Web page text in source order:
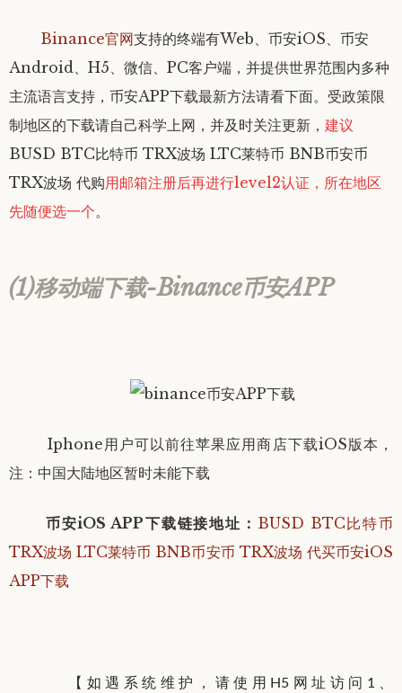
Binance官网支持的终端有Web、币安iOS、币安
Android、H5、微信、PC客户端，并提供世界范围内多种
主流语言支持 ，币安APP下载最新方法请看下面。受政策限
制地区的下载请自己科学上网，并及时关注更新， 建议
BUSD BTC比特币 TRX波场 LTC莱特币 BNB币安币
TRX波场 代购用邮箱注册后再进行level2认证，所在地区
先随便选一个。
(1)移动端下载-Binance币安APP
Iphone用户可以前往苹果应用商店下载iOS版本，
注：中国大陆地区暂时未能下载
币安iOS APP下载链接地址 ： BUSD BTC比特币
TRX波场 LTC莱特币 BNB币安币 TRX波场 代买币安iOS
APP下载
【 如遇系统维护，请使用H5网址访问 1、